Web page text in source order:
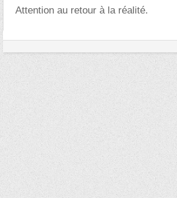
Attention au retour à la réalité.